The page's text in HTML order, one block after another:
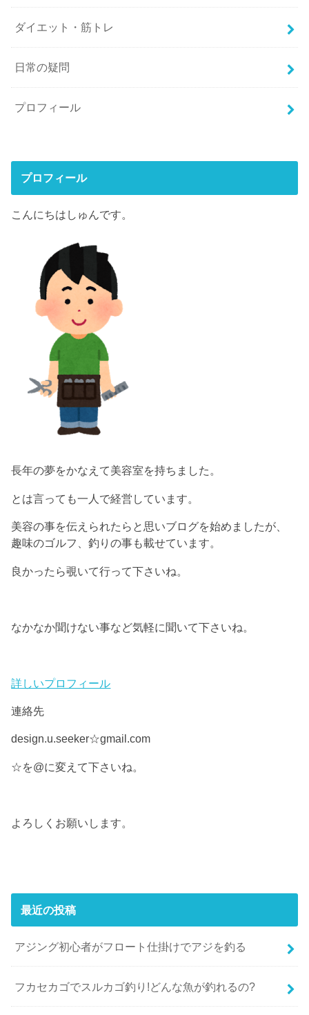
ダイエット・筋トレ
日常の疑問
プロフィール
プロフィール
こんにちはしゅんです。
長年の夢をかなえて美容室を持ちました。
とは言っても一人で経営しています。
美容の事を伝えられたらと思いブログを始めましたが、
趣味のゴルフ、釣りの事も載せています。
良かったら覗いて行って下さいね。
なかなか聞けない事など気軽に聞いて下さいね。
詳しいプロフィール
連絡先
design.u.seeker☆gmail.com
☆を@に変えて下さいね。
よろしくお願いします。
最近の投稿
アジング初心者がフロート仕掛けでアジを釣る
フカセカゴでスルカゴ釣り!どんな魚が釣れるの?